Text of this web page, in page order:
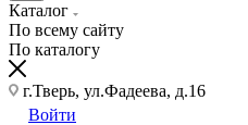
Каталог
По всему сайту
По каталогу
г.Тверь, ул.Фадеева, д.16
Войти